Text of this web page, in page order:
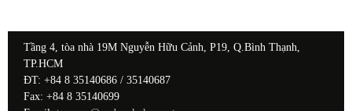
Tầng 4, tòa nhà 19M Nguyễn Hữu Cảnh, P19, Q.Bình Thạnh,
TP.HCM
ĐT: +84 8 35140686 / 35140687
Fax: +84 8 35140699